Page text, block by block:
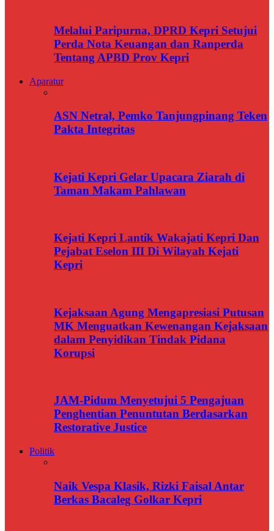
Melalui Paripurna, DPRD Kepri Setujui
Perda Nota Keuangan dan Ranperda
Tentang APBD Prov Kepri
Aparatur
ASN Netral, Pemko Tanjungpinang Teken
Pakta Integritas
Kejati Kepri Gelar Upacara Ziarah di
Taman Makam Pahlawan
Kejati Kepri Lantik Wakajati Kepri Dan
Pejabat Eselon III Di Wilayah Kejati
Kepri
Kejaksaan Agung Mengapresiasi Putusan
MK Menguatkan Kewenangan Kejaksaan
dalam Penyidikan Tindak Pidana
Korupsi
JAM-Pidum Menyetujui 5 Pengajuan
Penghentian Penuntutan Berdasarkan
Restorative Justice
Politik
Naik Vespa Klasik, Rizki Faisal Antar
Berkas Bacaleg Golkar Kepri